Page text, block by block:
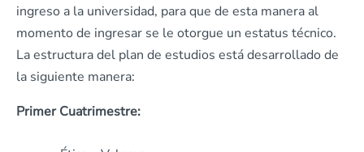
ingreso a la universidad, para que de esta manera al
momento de ingresar se le otorgue un estatus técnico.
La estructura del plan de estudios está desarrollado de
la siguiente manera:
Primer Cuatrimestre: